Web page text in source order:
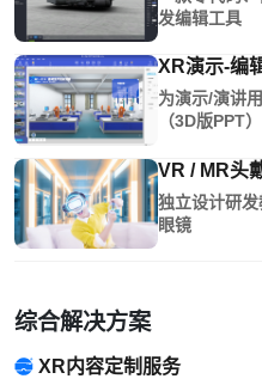
发编辑工具
XR演示-编
为演示/演讲
（3D版PPT）
VR / MR头
独立设计研
眼镜
综合解决方案
XR内容定制服务